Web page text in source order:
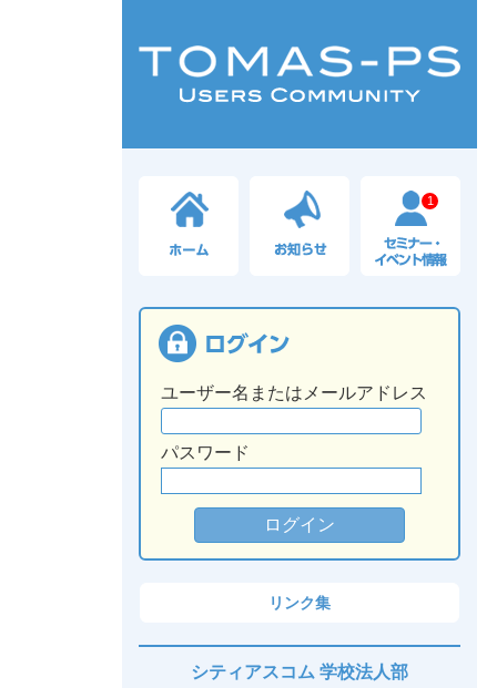
1
ユーザー名またはメールアドレス
パスワード
リンク集
シティアスコム 学校法人部